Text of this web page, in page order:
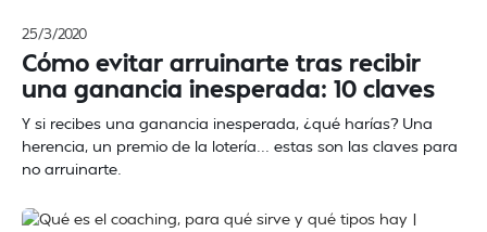
25/3/2020
Cómo evitar arruinarte tras recibir
una ganancia inesperada: 10 claves
Y si recibes una ganancia inesperada, ¿qué harías? Una
herencia, un premio de la lotería... estas son las claves para
no arruinarte.